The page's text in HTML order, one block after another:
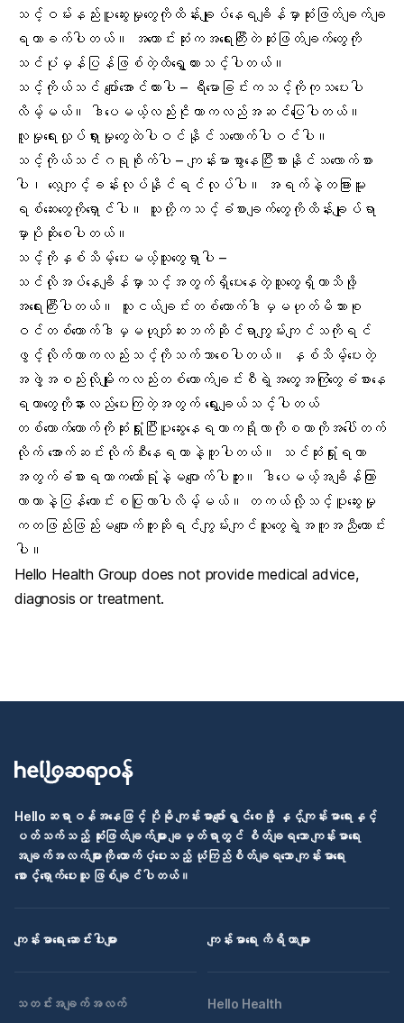
သင့်ဝမ်းနည်းပူဆွေးမှုတွေကိုထိန်းချုပ်နေရချိန်မှာဆုံးဖြတ်ချက်ချ
ရတာခက်ပါတယ်။ အကောင်းဆုံးကအရေးကြီးတဲဆုံးဖြတ်ချက်တွေကို
သင်ပုံမှန်ပြန်ဖြစ်တဲ့ထိရွှေ့ထားသင့်ပါတယ်။
သင့်ကိုယ်သင် ပျော်အောင်ထားပါ – ရီမောခြင်းကသင့်ကိုကုသပေးပါ
လိမ့်မယ်။ ဒါပေမယ့်လည်းငိုတာကလည်အဆင်ပြေပါတယ်။
လူမှုရေးလှုပ်ရှားမှုတွေထဲပါဝင်နိုင်သလောက်ပါဝင်ပါ။
သင့်ကိုယ်သင်ဂရုစိုက်ပါ – ကျန်းမာစွာနေပြီးစားနိုင်သလောက်စား
ပါ၊ လေ့ကျင့်ခန်းလုပ်နိုင်ရင်လုပ်ပါ။ အရက်နဲ့တခြားမူး
ရစ်ဆေးတွေကိုရှောင်ပါ။ သူတို့ကသင့်ခံစားချက်တွေကိုထိန်းချုပ်ရာ
မှာပိုဆိုးစေပါတယ်။
သင့်ကိုနှစ်သိမ့်ပေးမယ့်သူတွေရှာပါ –
သင်လိုအပ်နေချိန်မှာသင့်အတွက်ရှိပေးနေတဲ့သူတွေရှိတာသိဖို့
အရေးကြီးပါတယ်။ သူငယ်ချင်းတစ်ယောက်ဒါမှမဟုတ်မိသားစု
ဝင်တစ်ယောက်ဒါမှမဟုတ်ျဆးဘက်ဆိုင်ရာကျွမ်းကျင်သကိုရင်
ဖွင့်လိုက်တာကလည်းသင့်ကိုသက်သာစေပါတယ်။ နှစ်သိမ့်ပေးတဲ့
အဖွဲ့အစည်းလိုမျိုးကလည်းတစ်ယောက်ချင်းစီရဲ့အတွေ့အကြုံတွေခံစားနေ
ရတာတွေကိုနားလည်ပေးကြတဲ့အတွက် ရွေးချယ်သင့်ပါတယ်
တစ်ယောက်ယောက်ကိုဆုံးရှုံးပြီးပူဆွေးနေရတာကရိုလာကိုစတာကိုအပေါ်တက်
လိုက် အောက်ဆင်းလိုက်စီးနေရတာနဲ့တူပါတယ်။ သင်ဆုံးရှုံးရတာ
အတွက်ခံစားရတာကတော်ရုံနဲ့မပျောက်ပါဘူး။ ဒါပေမယ့်အချိန်ကြာ
လာတာနဲ့ပြန်ကောင်းစပြုလာပါလိမ့်မယ်။ တကယ်လို့သင့်ပူဆွေးမှု
ကတဖြည်းဖြည်းမပျောက်ဘူးဆိုရင်ကျွမ်းကျင်သူတွေရဲ့အကူအညီတောင်း
ပါ။
Hello Health Group does not provide medical advice,
diagnosis or treatment.
Helloဆရာဝန်အနေဖြင့် ပိုမို ကျန်းမာပျော်ရွှင်စေဖို့ နှင့်ကျန်းမာရေးနှင့်
ပတ်သက်သည့် ဆုံးဖြတ်ချက်များ ချမှတ်ရာတွင် စိတ်ချရသော ကျန်းမာရေး
အချက်အလက်များကို ထောက်ပံ့ပေးသည့် ယုံကြည်စိတ်ချရသော ကျန်းမာရေး
စောင့်ရှောက်ပေးသူ ဖြစ်ချင်ပါတယ်။
ကျန်းမာရေး ဆောင်းပါးများ ကျန်းမာရေး ကိရိယာများ
သတင်းအချက်အလက် Hello Health